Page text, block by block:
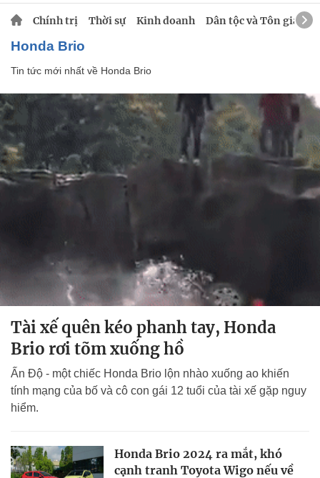
Chính trị Thời sự Kinh doanh Dân tộc và Tôn giáo
Honda Brio
Tin tức mới nhất về Honda Brio
Tài xế quên kéo phanh tay, Honda
Brio rơi tõm xuống hồ
Ấn Độ - một chiếc Honda Brio lộn nhào xuống ao khiến
tính mạng của bố và cô con gái 12 tuổi của tài xế gặp nguy
hiểm.
Honda Brio 2024 ra mắt, khó
cạnh tranh Toyota Wigo nếu về